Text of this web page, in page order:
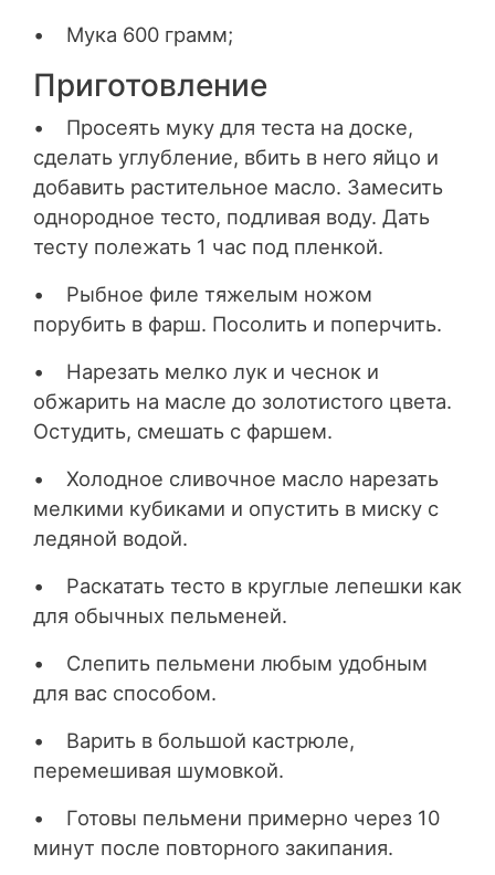
• Мука 600 грамм;
Приготовление
• Просеять муку для теста на доске,
сделать углубление, вбить в него яйцо и
добавить растительное масло. Замесить
однородное тесто, подливая воду. Дать
тесту полежать 1 час под пленкой.
• Рыбное филе тяжелым ножом
порубить в фарш. Посолить и поперчить.
• Нарезать мелко лук и чеснок и
обжарить на масле до золотистого цвета.
Остудить, смешать с фаршем.
• Холодное сливочное масло нарезать
мелкими кубиками и опустить в миску с
ледяной водой.
• Раскатать тесто в круглые лепешки как
для обычных пельменей.
• Слепить пельмени любым удобным
для вас способом.
• Варить в большой кастрюле,
перемешивая шумовкой.
• Готовы пельмени примерно через 10
минут после повторного закипания.